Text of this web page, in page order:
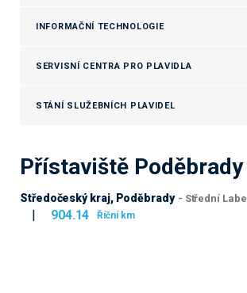
INFORMAČNÍ TECHNOLOGIE
SERVISNÍ CENTRA PRO PLAVIDLA
STÁNÍ SLUŽEBNÍCH PLAVIDEL
Přístaviště Poděbrady
Středočeský kraj, Poděbrady - Střední Labe
904.14 Říční km